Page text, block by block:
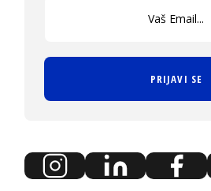
PRIJAVI SE